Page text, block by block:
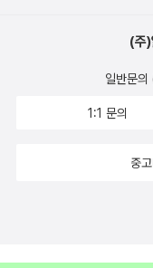
정리하도록 ‘말하기’부
책에서는 글 대화를 통
지면 나중에는 혼자서도 쓸 말
따라 하며 갈래별 글쓰
(주)
일반문의
1:1 문의
중